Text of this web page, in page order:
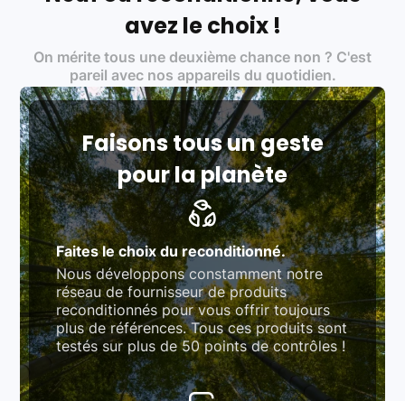
Labels environnementaux & qualité de nos partenaires
traitement des déchets électroniques (DEEE)
Produits testés et vérifiés selon des standards
rigoureux (80 à 100 points de contrôle en
fonction des produits)
Respect des normes RAEE, RoHS, et du
référentiel QualiRepar (bonus réparation)
avez le choix !
On mérite tous une deuxième chance non ? C'est
pareil avec nos appareils du quotidien.
Faisons tous un geste
pour la planète
Faites le choix du reconditionné.
Nous développons constamment notre
réseau de fournisseur de produits
reconditionnés pour vous offrir toujours
plus de références. Tous ces produits sont
testés sur plus de 50 points de contrôles !